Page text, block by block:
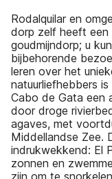
Rodalquilar en
dorp zelf heeft een
goudmijndorp; u
bijbehorende
leren over het
natuurliefhebbers
Cabo de Gata een
door droge
agaves, met
Middellandse Zee.
indrukwekkend: El
zonnen en